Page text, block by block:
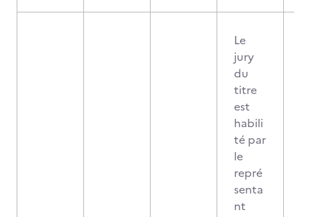
Le
jury
du
titre
est
habili
té par
le
repré
senta
nt